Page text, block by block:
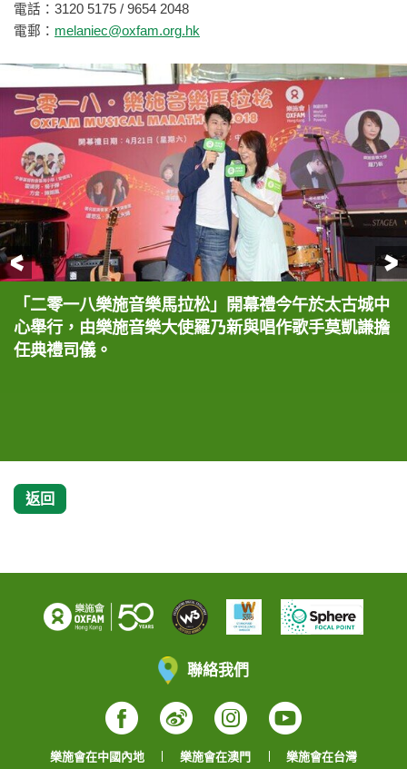
電話：3120 5175 / 9654 2048
電郵： melaniec@oxfam.org.hk
前一頁
「二零一八樂施音樂馬拉松」開幕禮今午於太古城中
心舉行，由樂施音樂大使羅乃新與唱作歌手莫凱謙擔
任典禮司儀。
樂施會總裁梁詠雩表示，成為音樂表演者背後的艱
辛，相信大家難以想像，就像大家看到豐收的農田
時，都會忘記農夫背後每日耕種的辛勞。因此樂施會
少年電子琴演奏家馮綽桓表演原創樂曲《Smiling
Irish Eyes》。
色士風演奏家侯嘉行及中華基督教會基灣小學（愛蝶
灣）學生表演色士風五重奏，曲目為《The
Syncopated clock by Anderson》。
唱作歌手莫凱謙結他演奏自彈自唱的《等你下課》
（廣東話版）一曲。
著名笙演奏家盧思泓、鋼琴家湯美蓮夫婦及子女盧睿
風、盧睿晴的笙、鋼琴、長笛、長號四重奏表演《小
時候》一曲。
羅乃新及趙增熹壓軸表演鋼琴四手聯彈《The Beast
Suite》一曲，掀起全場高潮。
趙增熹與今年「樂施音樂馬拉松」的主題人物「小王
子」合照。
多位音樂界的重量級嘉賓應邀於開幕禮上作精彩演
出，齊以美妙的歌聲和音樂為世界各地的貧窮人送上
祝福。
返回
聯絡我們
Facebook
WeiboInstagram
YouTube
樂施會在中國內地 樂施會在澳門 樂施會在台灣